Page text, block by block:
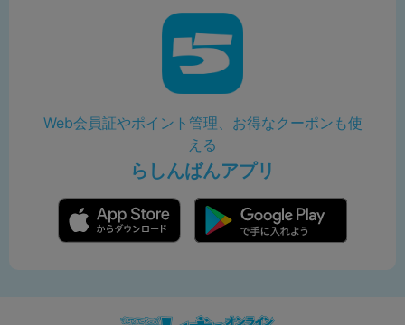
Web会員証やポイント管理、お得なクーポンも使
える
らしんばんアプリ